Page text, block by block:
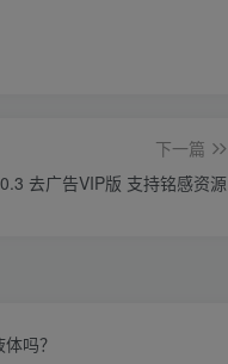
下一篇
去广告VIP版 支持铭感资源
吗？